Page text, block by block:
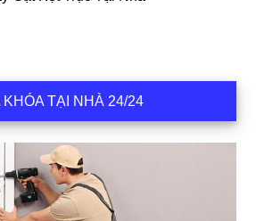
KHÓA TẠI NHÀ 24/24